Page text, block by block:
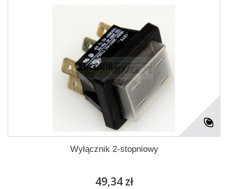
Wyłącznik 2-stopniowy
49,34 zł